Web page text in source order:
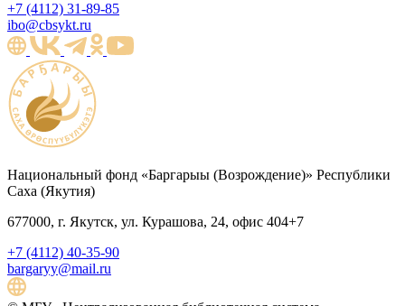
+7 (4112) 31-89-85
ibo@cbsykt.ru
Национальный фонд «Баргарыы (Возрождение)» Республики
Саха (Якутия)
677000, г. Якутск, ул. Курашова, 24, офис 404+7
+7 (4112) 40-35-90
bargaryy@mail.ru